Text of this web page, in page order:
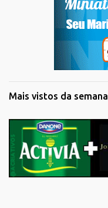
Mais vistos da semana